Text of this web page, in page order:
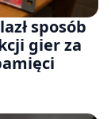
sposób
gier za